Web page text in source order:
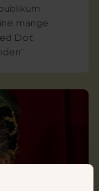
mange
Dot